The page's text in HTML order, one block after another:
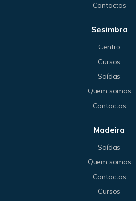
Contactos
Sesimbra
Centro
Cursos
Saídas
Quem somos
Contactos
Madeira
Saídas
Quem somos
Contactos
Cursos